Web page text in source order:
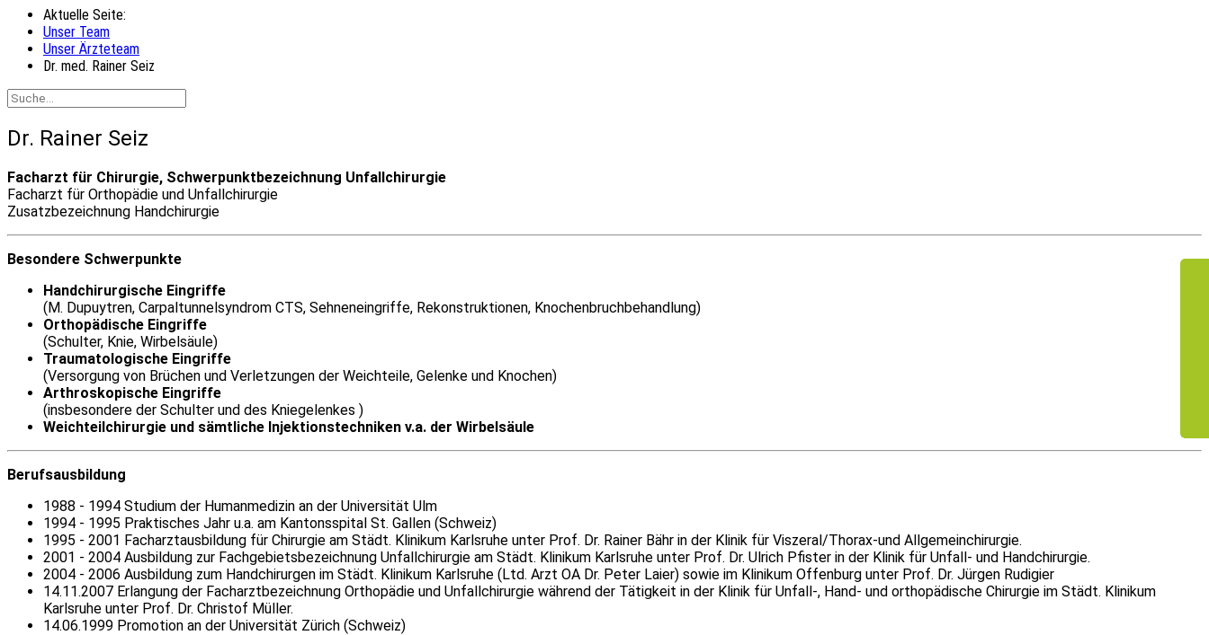
Aktuelle Seite:
Unser Team
Unser Ärzteteam
Dr. med. Rainer Seiz
Dr. Rainer Seiz
Facharzt für Chirurgie, Schwerpunktbezeichnung Unfallchirurgie
Facharzt für Orthopädie und Unfallchirurgie
Zusatzbezeichnung Handchirurgie
Besondere Schwerpunkte
Handchirurgische Eingriffe
(M. Dupuytren, Carpaltunnelsyndrom CTS, Sehneneingriffe, Rekonstruktionen, Knochenbruchbehandlung)
Orthopädische Eingriffe
(Schulter, Knie, Wirbelsäule)
Traumatologische Eingriffe
(Versorgung von Brüchen und Verletzungen der Weichteile, Gelenke und Knochen)
Arthroskopische Eingriffe
(insbesondere der Schulter und des Kniegelenkes )
Weichteilchirurgie und sämtliche Injektionstechniken v.a. der Wirbelsäule
Berufsausbildung
1988 - 1994 Studium der Humanmedizin an der Universität Ulm
1994 - 1995 Praktisches Jahr u.a. am Kantonsspital St. Gallen (Schweiz)
1995 - 2001 Facharztausbildung für Chirurgie am Städt. Klinikum Karlsruhe unter Prof. Dr. Rainer Bähr in der Klinik für Viszeral/Thorax-und Allgemeinchirurgie.
2001 - 2004 Ausbildung zur Fachgebietsbezeichnung Unfallchirurgie am Städt. Klinikum Karlsruhe unter Prof. Dr. Ulrich Pfister in der Klinik für Unfall- und Handchirurgie.
2004 - 2006 Ausbildung zum Handchirurgen im Städt. Klinikum Karlsruhe (Ltd. Arzt OA Dr. Peter Laier) sowie im Klinikum Offenburg unter Prof. Dr. Jürgen Rudigier
14.11.2007 Erlangung der Facharztbezeichnung Orthopädie und Unfallchirurgie während der Tätigkeit in der Klinik für Unfall-, Hand- und orthopädische Chirurgie im Städt. Klinikum
Karlsruhe unter Prof. Dr. Christof Müller.
14.06.1999 Promotion an der Universität Zürich (Schweiz)